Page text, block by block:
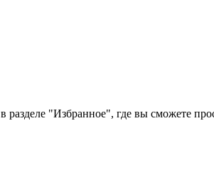
"Избранное", где вы сможете